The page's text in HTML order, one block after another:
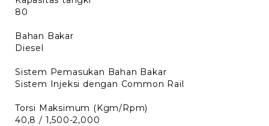
80
Bahan Bakar
Diesel
Sistem Pemasukan Bahan Bakar
Sistem Injeksi dengan Common Rail
Torsi Maksimum (Kgm/Rpm)
40,8 / 1,500-2,000